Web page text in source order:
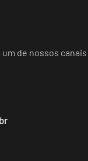
de nossos canais